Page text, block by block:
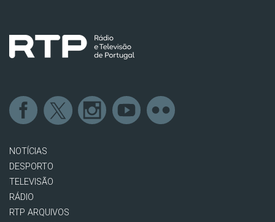
NOTÍCIAS
DESPORTO
TELEVISÃO
RÁDIO
RTP ARQUIVOS